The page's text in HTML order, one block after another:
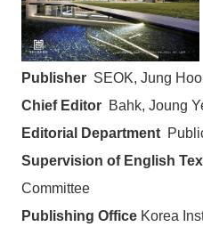
Publisher SEOK, Jung
Chief Editor Bahk, Joung
Editorial Department
Supervision of English
Committee
Publishing Office Korea